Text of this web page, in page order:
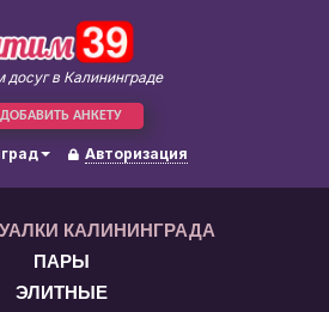
досуг в Калининграде
ДОБАВИТЬ АНКЕТУ
Авторизация
КАЛИНИНГРАДА
ПАРЫ
ЭЛИТНЫЕ